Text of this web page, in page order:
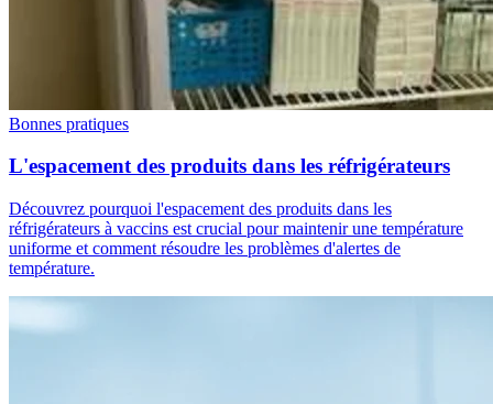
Bonnes pratiques
L'espacement des produits dans les réfrigérateurs
Découvrez pourquoi l'espacement des produits dans les
réfrigérateurs à vaccins est crucial pour maintenir une température
uniforme et comment résoudre les problèmes d'alertes de
température.